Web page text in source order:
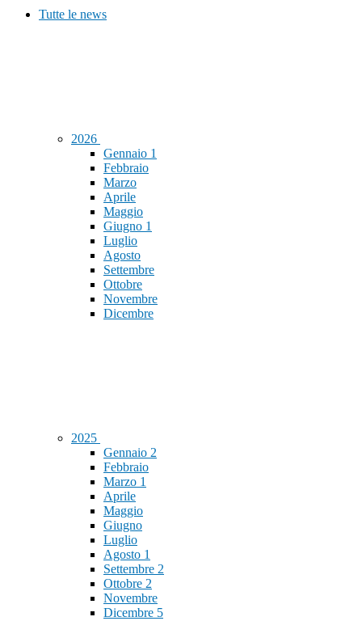
Tutte le news
2026
Gennaio 1
Febbraio
Marzo
Aprile
Maggio
Giugno 1
Luglio
Agosto
Settembre
Ottobre
Novembre
Dicembre
2025
Gennaio 2
Febbraio
Marzo 1
Aprile
Maggio
Giugno
Luglio
Agosto 1
Settembre 2
Ottobre 2
Novembre
Dicembre 5